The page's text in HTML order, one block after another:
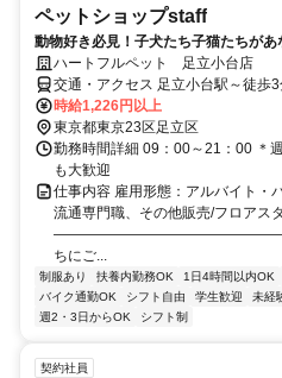
ペットショップstaff
動物好き必見！子犬たち子猫たちがあ
ハートフルペット 足立小台店
交通・アクセス 足立小台駅～徒歩
時給1,226円以上
東京都東京23区足立区
勤務時間詳細 09：00～21：00 ＊
も大歓迎
仕事内容 雇用形態：アルバイト・
流通専門職、その他販売/フロア
――――――――――――――――― シ
ちにご...
制服あり 扶養内勤務OK 1日4時間以内OK
バイク通勤OK
シフト自由 学生歓迎 未経
週2・3日からOK
シフト制
契約社員